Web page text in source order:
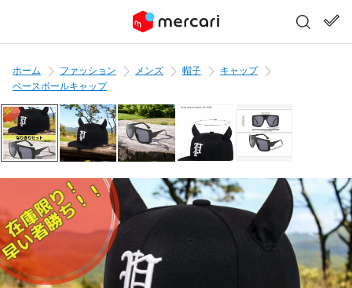
ホーム ファッション メンズ 帽子
キャップ
ベースボールキャップ